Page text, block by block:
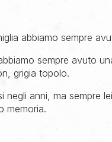
abbiamo sempre
sempre avuto
grigia topolo.
negli anni, ma sempre
memoria.